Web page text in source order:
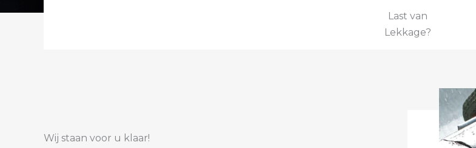
Last van
Lekkage?
Wij staan voor u klaar!